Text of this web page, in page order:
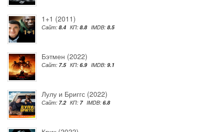
1+1 (2011)
Сайт: 8.4 КП: 8.8 IMDB: 8.5
Бэтмен (2022)
Сайт: 7.5 КП: 6.9 IMDB: 9.1
Лулу и Бриггс (2022)
Сайт: 7.2 КП: 7 IMDB: 6.8